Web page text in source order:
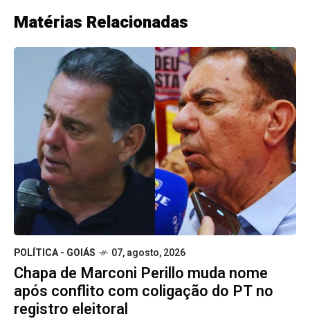
Matérias Relacionadas
POLÍTICA - GOIÁS 07, agosto, 2026
Chapa de Marconi Perillo muda nome
após conflito com coligação do PT no
registro eleitoral